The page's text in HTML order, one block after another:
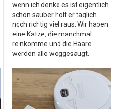
wenn ich denke es ist eigentlich
schon sauber holt er täglich
noch richtig viel raus. Wir haben
eine Katze, die manchmal
reinkomme und die Haare
werden alle weggesaugt.